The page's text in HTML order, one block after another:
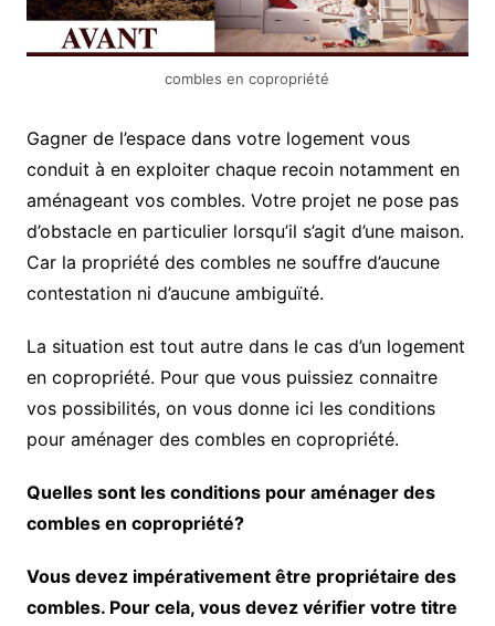
combles en copropriété
Gagner de l’espace dans votre logement vous
conduit à en exploiter chaque recoin notamment en
aménageant vos combles. Votre projet ne pose pas
d’obstacle en particulier lorsqu’il s’agit d’une maison.
Car la propriété des combles ne souffre d’aucune
contestation ni d’aucune ambiguïté.
La situation est tout autre dans le cas d’un logement
en copropriété. Pour que vous puissiez connaitre
vos possibilités, on vous donne ici les conditions
pour aménager des combles en copropriété.
Quelles sont les conditions pour aménager des
combles en copropriété?
Vous devez impérativement être propriétaire des
combles. Pour cela, vous devez vérifier votre titre